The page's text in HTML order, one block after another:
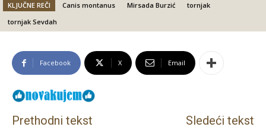
KLJUČNE REČI Canis montanus Mirsada Burzić
tornjak
tornjak Sevdah
Facebook X Email
Prethodni tekst Sledeći tekst